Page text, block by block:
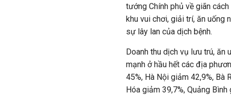
tướng Chính phủ về giãn
khu vui chơi, giải trí, ăn uống
sự lây lan của dịch bệnh.
Doanh thu dịch vụ lưu trú,
mạnh ở hầu hết các địa
45%, Hà Nội giảm 42,9%, Bà
Hóa giảm 39,7%, Quảng